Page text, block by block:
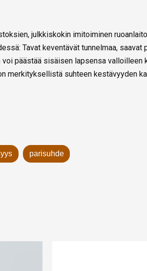
julkkiskokin imitoiminen
Tavat keventävät tunnelmaa, saavat
voi päästää sisäisen lapsensa valloilleen
merkityksellistä suhteen kestävyyden
parisuhde